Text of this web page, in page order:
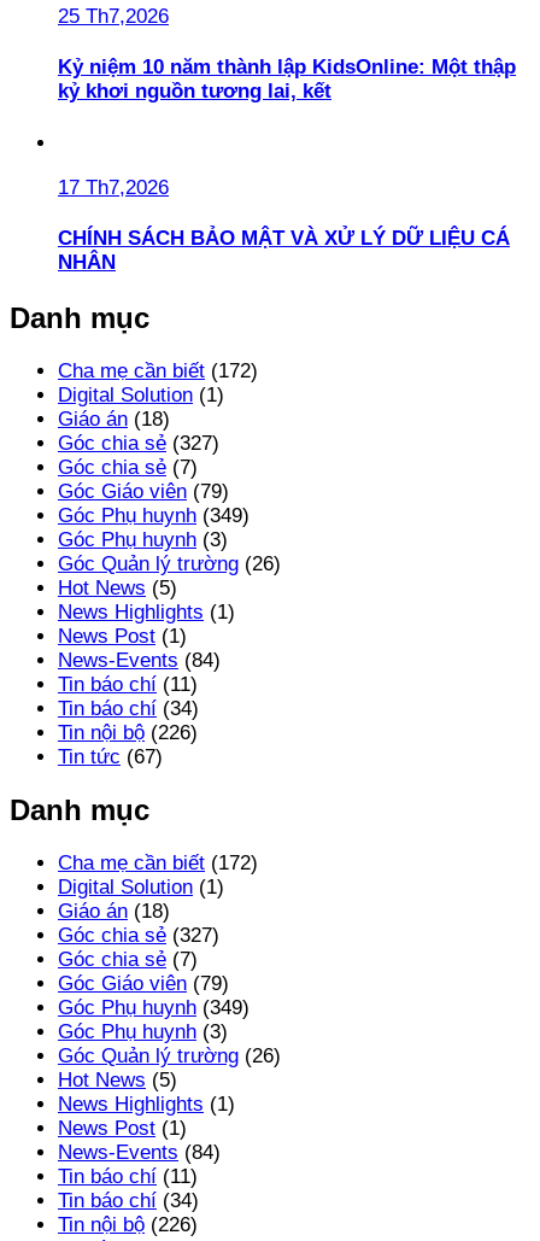
25 Th7,2026
Kỷ niệm 10 năm thành lập KidsOnline: Một thập
kỷ khơi nguồn tương lai, kết
17 Th7,2026
CHÍNH SÁCH BẢO MẬT VÀ XỬ LÝ DỮ LIỆU CÁ
NHÂN
Danh mục
Cha mẹ cần biết (172)
Digital Solution (1)
Giáo án (18)
Góc chia sẻ (327)
Góc chia sẻ (7)
Góc Giáo viên (79)
Góc Phụ huynh (349)
Góc Phụ huynh (3)
Góc Quản lý trường (26)
Hot News (5)
News Highlights (1)
News Post (1)
News-Events (84)
Tin báo chí (11)
Tin báo chí (34)
Tin nội bộ (226)
Tin tức (67)
Danh mục
Cha mẹ cần biết (172)
Digital Solution (1)
Giáo án (18)
Góc chia sẻ (327)
Góc chia sẻ (7)
Góc Giáo viên (79)
Góc Phụ huynh (349)
Góc Phụ huynh (3)
Góc Quản lý trường (26)
Hot News (5)
News Highlights (1)
News Post (1)
News-Events (84)
Tin báo chí (11)
Tin báo chí (34)
Tin nội bộ (226)